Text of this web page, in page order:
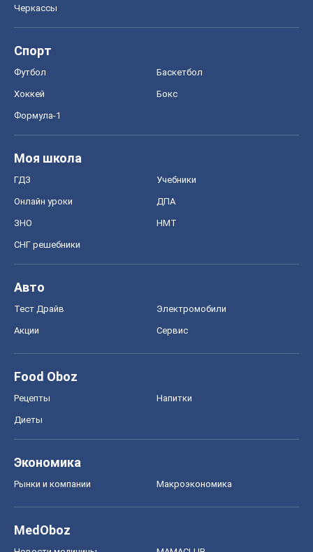
Черкассы
Спорт
Футбол Баскетбол
Хоккей Бокс
Формула-1
Моя школа
ГДЗ Учебники
Онлайн уроки ДПА
ЗНО НМТ
СНГ решебники
Авто
Тест Драйв Электромобили
Акции Сервис
Food Oboz
Рецепты Напитки
Диеты
Экономика
Рынки и компании Mакроэкономика
MedOboz